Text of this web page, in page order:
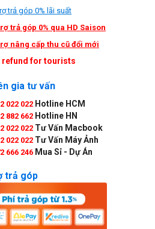
trả góp 0% lãi suất
trả góp 0% qua HD Saison
nâng cấp thu cũ đổi mới
refund for tourists
gia tư vấn
022 022 Hotline HCM
882 662 Hotline HN
022 022 Tư Vấn Macbook
022 022 Tư Vấn Máy Ảnh
666 246 Mua Sỉ - Dự Án
trả góp